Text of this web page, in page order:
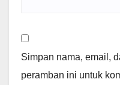
Simpan nama, email,
peramban ini untuk